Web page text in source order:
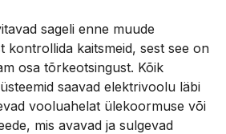
sageli enne muude
kontrollida kaitsmeid, sest see on
osa tõrkeotsingust. Kõik
saavad elektrivoolu läbi
vooluahelat ülekoormuse või
mis avavad ja sulgevad